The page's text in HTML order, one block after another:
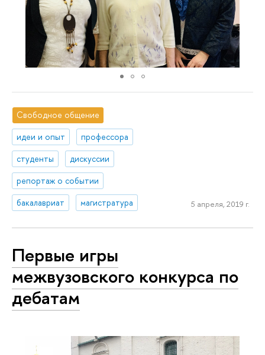
Свободное общение
идеи и опыт
профессора
студенты
дискуссии
репортаж о событии
бакалавриат
магистратура 5 апреля, 2019 г.
Первые игры
межвузовского конкурса по
дебатам